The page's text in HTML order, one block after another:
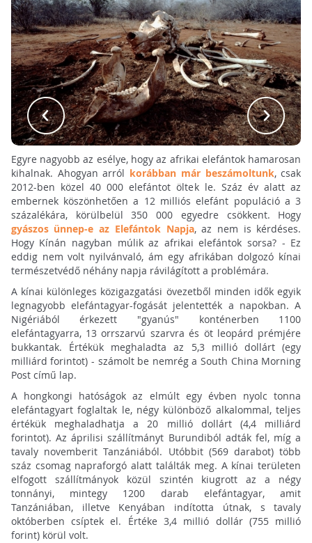
Egyre nagyobb az esélye, hogy az afrikai elefántok hamarosan
kihalnak. Ahogyan arról korábban már beszámoltunk, csak
2012-ben közel 40 000 elefántot öltek le. Száz év alatt az
embernek köszönhetően a 12 milliós elefánt populáció a 3
százalékára, körülbelül 350 000 egyedre csökkent. Hogy
gyászos ünnep-e az Elefántok Napja, az nem is kérdéses.
Hogy Kínán nagyban múlik az afrikai elefántok sorsa? - Ez
eddig nem volt nyilvánvaló, ám egy afrikában dolgozó kínai
természetvédő néhány napja rávilágított a problémára.
A kínai különleges közigazgatási övezetből minden idők egyik
legnagyobb elefántagyar-fogását jelentették a napokban. A
Nigériából érkezett "gyanús" konténerben 1100
elefántagyarra, 13 orrszarvú szarvra és öt leopárd prémjére
bukkantak. Értékük meghaladta az 5,3 millió dollárt (egy
milliárd forintot) - számolt be nemrég a South China Morning
Post című lap.
A hongkongi hatóságok az elmúlt egy évben nyolc tonna
elefántagyart foglaltak le, négy különböző alkalommal, teljes
értékük meghaladhatja a 20 millió dollárt (4,4 milliárd
forintot). Az áprilisi szállítmányt Burundiból adták fel, míg a
tavaly novemberit Tanzániából. Utóbbit (569 darabot) több
száz csomag napraforgó alatt találták meg. A kínai területen
elfogott szállítmányok közül szintén kiugrott az a négy
tonnányi, mintegy 1200 darab elefántagyar, amit
Tanzániában, illetve Kenyában indította útnak, s tavaly
októberben csíptek el. Értéke 3,4 millió dollár (755 millió
forint) körül volt.